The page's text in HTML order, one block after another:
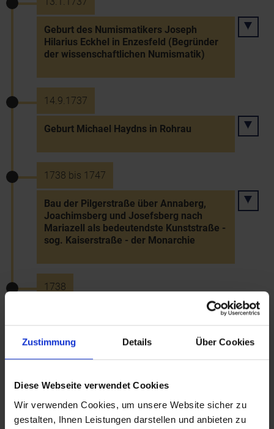
Zustimmung Details Über Cookies
Diese Webseite verwendet Cookies
Wir verwenden Cookies, um unsere Website sicher zu
gestalten, Ihnen Leistungen darstellen und anbieten zu
Geburt des Numismatikers Joseph
Hilarius Eckhel in Enzesfeld (Begründer
der wissenschaftlichen Numismatik)
14.9.1737
Geburt Michael Haydns in Rohrau
1738 bis 1747
Bau der Pilgerstraße über Annaberg,
Joachimsberg und Josefsberg nach
Mariazell als bedeutendste Kunststraße -
sog. Kaiserstraße - der Monarchie
1738
Bau des barocken Rathauses von Wiener
Neustadt
Brand in Stift Melk - teilweise Zerstörung
des Neubaus